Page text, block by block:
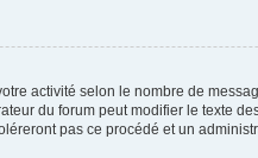
activité selon le nombre de
du forum peut modifier le texte
pas ce procédé et un